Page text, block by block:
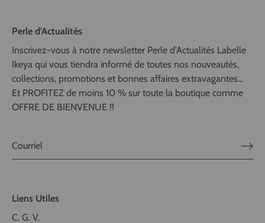
Perle d'Actualités
Inscrivez-vous à notre newsletter Perle d'Actualités Labelle
Ikeya qui vous tiendra informé de toutes nos nouveautés,
collections, promotions et bonnes affaires extravagantes...
Et PROFITEZ de moins 10 % sur toute la boutique comme
OFFRE DE BIENVENUE !!
Liens Utiles
C. G. V.